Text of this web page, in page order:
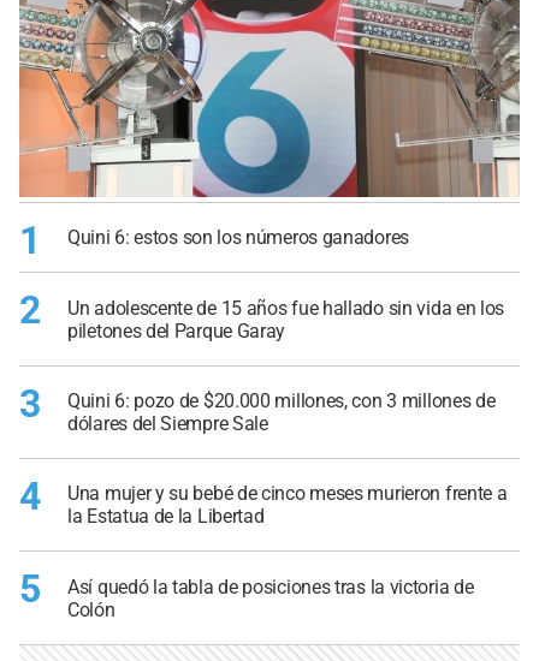
1 Quini 6: estos son los números ganadores
2
Un adolescente de 15 años fue hallado sin vida en los
piletones del Parque Garay
3
Quini 6: pozo de $20.000 millones, con 3 millones de
dólares del Siempre Sale
4
Una mujer y su bebé de cinco meses murieron frente a
la Estatua de la Libertad
5
Así quedó la tabla de posiciones tras la victoria de
Colón